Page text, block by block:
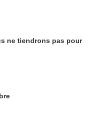
ne tiendrons pas pour